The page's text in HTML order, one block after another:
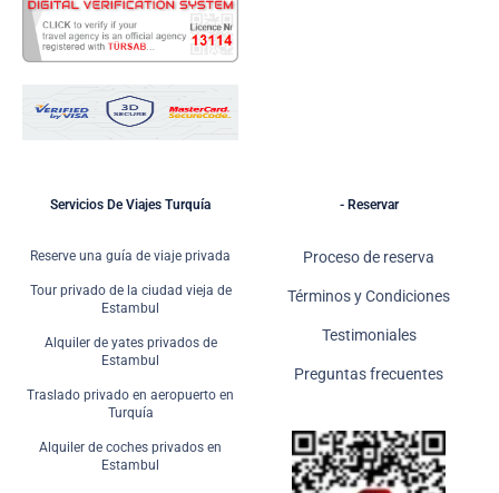
Servicios De Viajes Turquía
Reserve una guía de viaje privada
Tour privado de la ciudad vieja de
Estambul
Alquiler de yates privados de
Estambul
Traslado privado en aeropuerto en
Turquía
Alquiler de coches privados en
Estambul
- Reservar
Proceso de reserva
Términos y Condiciones
Testimoniales
Preguntas frecuentes